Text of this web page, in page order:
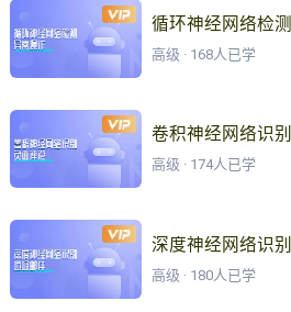
循环神经网络检
高级 · 168人已学
卷积神经网络识
高级 · 174人已学
深度神经网络识
高级 · 180人已学